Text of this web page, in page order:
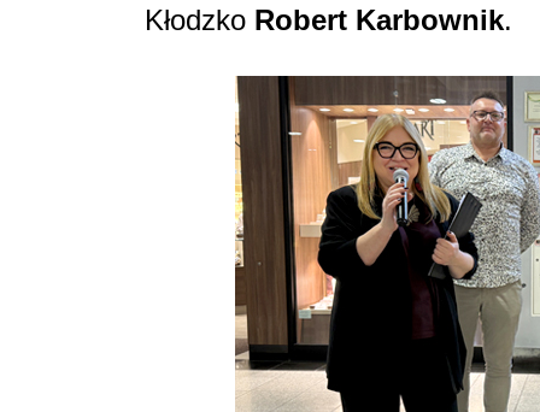
Kłodzko Robert Karbownik.